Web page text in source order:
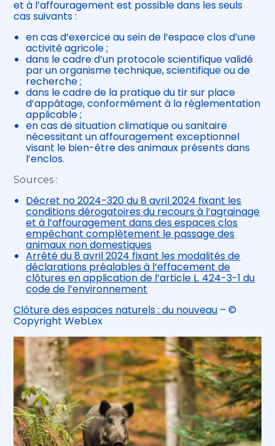
et à l’affouragement est possible dans les seuls
cas suivants :
en cas d’exercice au sein de l’espace clos d’une
activité agricole ;
dans le cadre d’un protocole scientifique validé
par un organisme technique, scientifique ou de
recherche ;
dans le cadre de la pratique du tir sur place
d’appâtage, conformément à la réglementation
applicable ;
en cas de situation climatique ou sanitaire
nécessitant un affouragement exceptionnel
visant le bien-être des animaux présents dans
l’enclos.
Sources :
Décret no 2024-320 du 8 avril 2024 fixant les
conditions dérogatoires du recours à l’agrainage
et à l’affouragement dans des espaces clos
empêchant complètement le passage des
animaux non domestiques
Arrêté du 8 avril 2024 fixant les modalités de
déclarations préalables à l’effacement de
clôtures en application de l’article L. 424-3-1 du
code de l’environnement
Clôture des espaces naturels : du nouveau – ©
Copyright WebLex